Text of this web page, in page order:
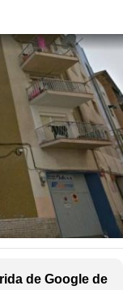
de Google de